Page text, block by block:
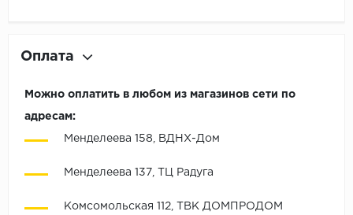
Оплата
Можно оплатить в любом из магазинов сети по
адресам:
Менделеева 158, ВДНХ-Дом
Менделеева 137, ТЦ Радуга
Комсомольская 112, ТВК ДОМПРОДОМ